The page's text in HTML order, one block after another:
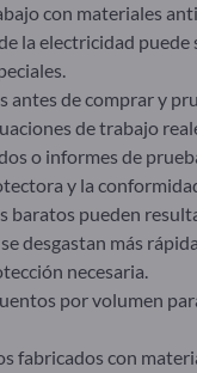
con materiales
la electricidad puede
antes de comprar y
de trabajo
o informes de
y la
baratos pueden
desgastan más
necesaria.
por volumen
fabricados con